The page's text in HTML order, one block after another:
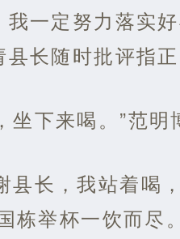
我一定努力落实
长随时批评指正
坐下来喝。”范
县长，我站着喝
栋举杯一饮而尽。